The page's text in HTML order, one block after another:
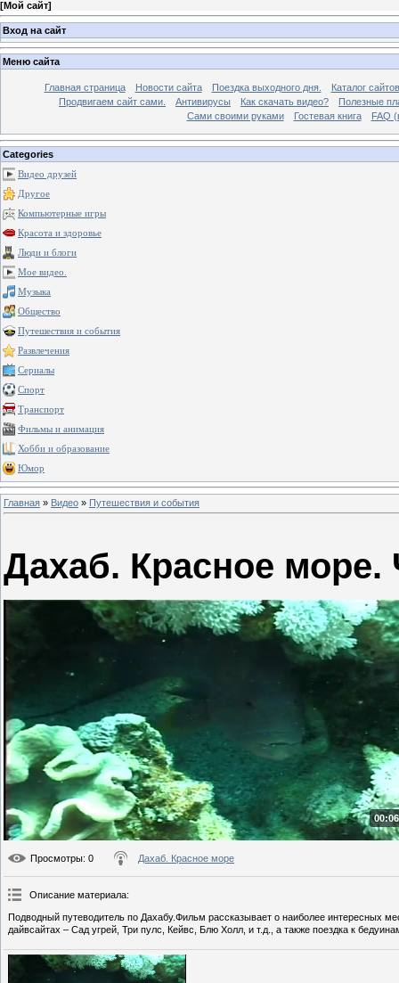
[Мой сайт]
Вход на сайт
Меню сайта
Главная страница Новости сайта Поездка выходного дня.
Каталог сайтов
Продвигаем сайт сами.
Антивирусы Как скачать видео?
Полезные
Сами своими руками
Гостевая книга FAQ
Categories
Видео друзей
Другое
Компьютерные игры
Красота и здоровье
Люди и блоги
Мое видео.
Музыка
Общество
Путешествия и события
Развлечения
Сериалы
Спорт
Транспорт
Фильмы и анимация
Хобби и образование
Юмор
Главная » Видео » Путешествия и события
Дахаб. Красное море.
Просмотры: 0 Дахаб. Красное море
Описание материала:
Подводный путеводитель по Дахабу.Фильм рассказывает о наиболее интересных
дайвсайтах – Сад угрей, Три пулс, Кейвс, Блю Холл, и т.д., а также поездка к